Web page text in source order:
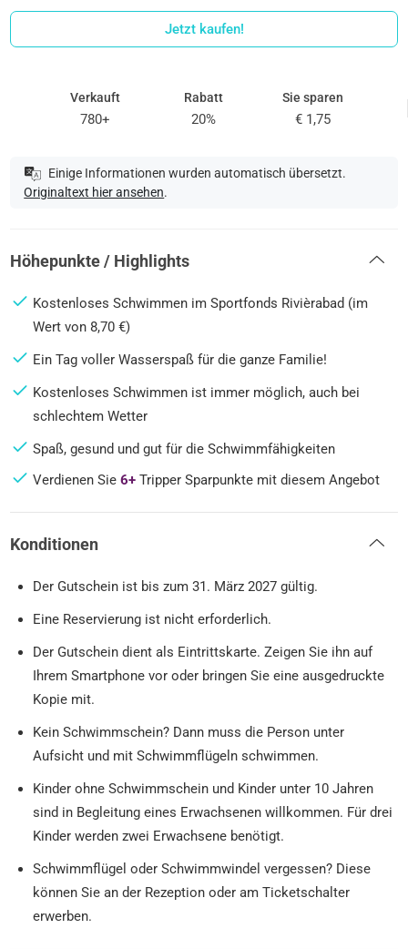
Jetzt kaufen!
Verkauft
780+
Rabatt
20%
Sie sparen
€ 1,75
Einige Informationen wurden automatisch übersetzt.
Originaltext hier ansehen.
Höhepunkte / Highlights
Kostenloses Schwimmen im Sportfonds Rivièrabad (im
Wert von 8,70 €)
Ein Tag voller Wasserspaß für die ganze Familie!
Kostenloses Schwimmen ist immer möglich, auch bei
schlechtem Wetter
Spaß, gesund und gut für die Schwimmfähigkeiten
Verdienen Sie6+ Tripper Sparpunkte mit diesem Angebot
Konditionen
Der Gutschein ist bis zum 31. März 2027 gültig.
Eine Reservierung ist nicht erforderlich.
Der Gutschein dient als Eintrittskarte. Zeigen Sie ihn auf
Ihrem Smartphone vor oder bringen Sie eine ausgedruckte
Kopie mit.
Kein Schwimmschein? Dann muss die Person unter
Aufsicht und mit Schwimmflügeln schwimmen.
Kinder ohne Schwimmschein und Kinder unter 10 Jahren
sind in Begleitung eines Erwachsenen willkommen. Für drei
Kinder werden zwei Erwachsene benötigt.
Schwimmflügel oder Schwimmwindel vergessen? Diese
können Sie an der Rezeption oder am Ticketschalter
erwerben.